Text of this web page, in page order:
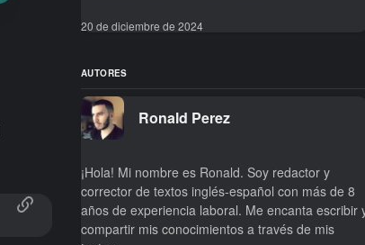
20 de diciembre de 2024
AUTORES
Ronald Perez
¡Hola! Mi nombre es Ronald. Soy redactor y
corrector de textos inglés-español con más de 8
años de experiencia laboral. Me encanta escribir
compartir mis conocimientos a través de mis